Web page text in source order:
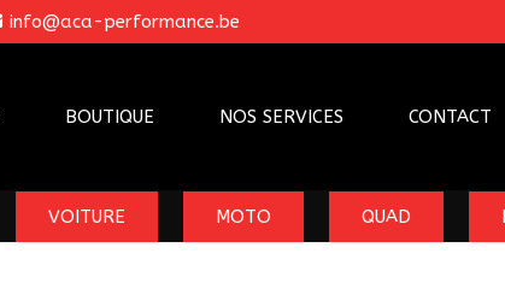
info@aca-performance.be
BOUTIQUE NOS SERVICES CONTACT
VOITURE MOTO QUAD